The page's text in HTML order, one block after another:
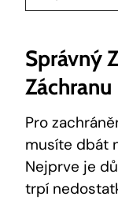
Správný
Pro
musíte dbát
Nejprve je
trpí